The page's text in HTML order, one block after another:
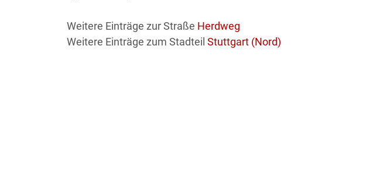
Weitere Einträge zur Straße Herdweg
Weitere Einträge zum Stadteil Stuttgart (Nord)